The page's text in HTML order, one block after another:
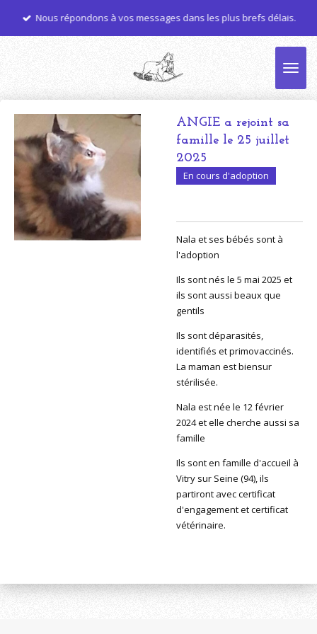
Passer Nous répondons à vos messages dans les plus brefs délais.
ANGIE a rejoint sa
famille le 25 juillet
2025
En cours d'adoption
Nala et ses bébés sont à
l'adoption
Ils sont nés le 5 mai 2025 et
ils sont aussi beaux que
gentils
Ils sont déparasités,
identifiés et primovaccinés.
La maman est biensur
stérilisée.
Nala est née le 12 février
2024 et elle cherche aussi sa
famille
Ils sont en famille d'accueil à
Vitry sur Seine (94), ils
partiront avec certificat
d'engagement et certificat
vétérinaire.